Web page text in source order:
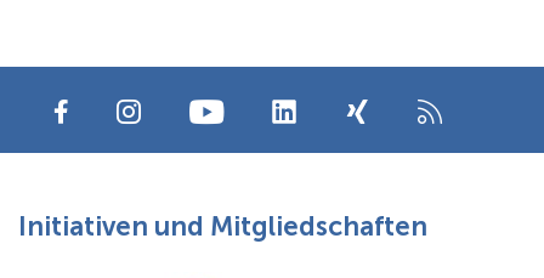
Initiativen und Mitgliedschaften